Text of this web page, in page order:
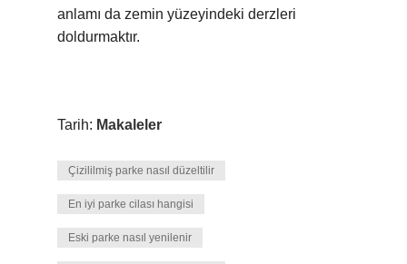
anlamı da zemin yüzeyindeki derzleri
doldurmaktır.
Tarih: Makaleler
Çizililmiş parke nasıl düzeltilir
En iyi parke cilası hangisi
Eski parke nasıl yenilenir